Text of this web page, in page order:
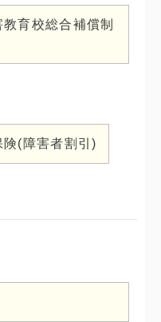
育校総合補償制
険(障害者割引)